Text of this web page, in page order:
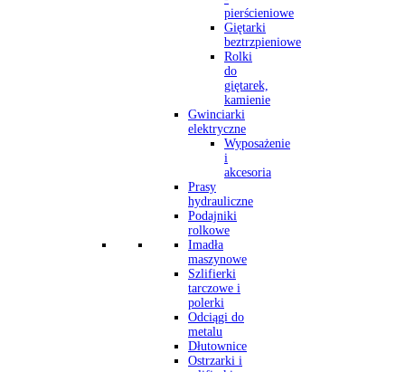
pierścieniowe
Giętarki
beztrzpieniowe
Rolki
do
giętarek,
kamienie
Gwinciarki
elektryczne
Wyposażenie
i
akcesoria
Prasy
hydrauliczne
Podajniki
rolkowe
Imadła
maszynowe
Szlifierki
tarczowe i
polerki
Odciągi do
metalu
Dłutownice
Ostrzarki i